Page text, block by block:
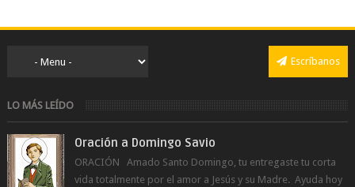
Escríbanos
LO MÁS LEÍDO
Oración a Domingo Savio
ORACIÓN Amado Santo Domingo, tu entregaste tu corta
vida totalmente por el amor a Jesús y su Madre. Ayuda hoy